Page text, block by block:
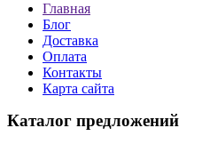
Главная
Блог
Доставка
Оплата
Контакты
Карта сайта
Каталог предложений